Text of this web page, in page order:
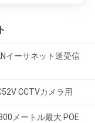
イーサネット送受信
CCTVカメラ用
メートル最大 POE